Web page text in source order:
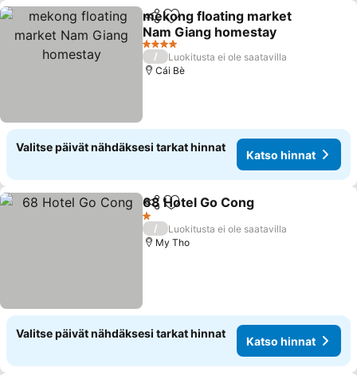
Jaa Lisää suosikkeihin
mekong floating market
Nam Giang homestay
Katso hinnat
4 Tähtiluokitus
/
Luokitusta ei ole saatavilla
Cái Bè
Valitse päivät nähdäksesi tarkat hinnat
Katso hinnat
Jaa Lisää suosikkeihin
68 Hotel Go Cong
1 Tähtiluokitus
/
Luokitusta ei ole saatavilla
My Tho
Valitse päivät nähdäksesi tarkat hinnat
Katso hinnat